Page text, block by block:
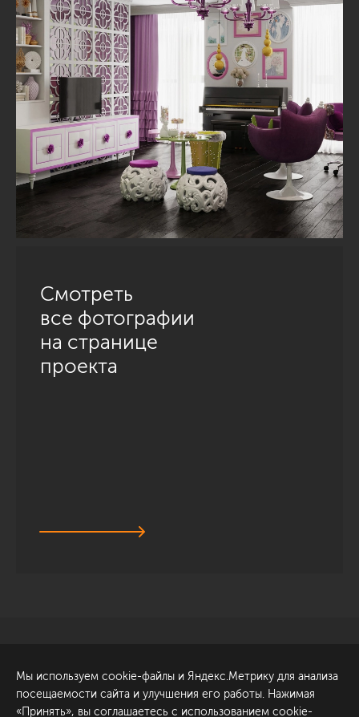
Смотреть
все фотографии
на странице
проекта
Обсудить проект
ул. Академика Павлова, 6
к1
Мы используем cookie-файлы и Яндекс.Метрику для анализа
посещаемости сайта и улучшения его работы. Нажимая
«Принять», вы соглашаетесь с использованием cookie-